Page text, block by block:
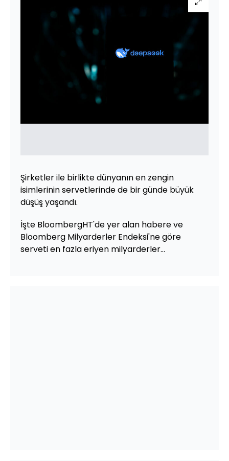
Şirketler ile birlikte dünyanın en zengin
isimlerinin servetlerinde de bir günde büyük
düşüş yaşandı.
İşte BloombergHT'de yer alan habere ve
Bloomberg Milyarderler Endeksi'ne göre
serveti en fazla eriyen milyarderler...